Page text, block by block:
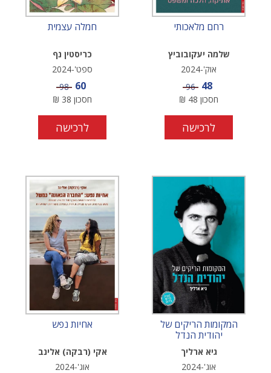
רחם מלאכותי
שלמה יעקובוביץ
אוק'-2024
מחיר מבצע
48 מחיר
96
חסכון 48
₪
לרכישה
חמלה עצמית
כריסטין נף
ספט'-2024
מחיר מבצע
60 מחיר
98
חסכון 38
₪
לרכישה
המקומות הריקים של
יהודית הנדל
גיא ארליך
אוג'-2024
אחיות נפש
אקי (רבקה) אלינב
אוג'-2024